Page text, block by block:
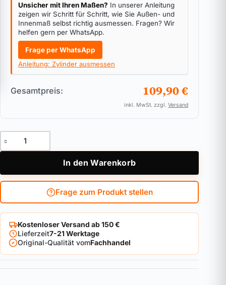
Unsicher mit Ihren Maßen? In unserer Anleitung
zeigen wir Schritt für Schritt, wie Sie Außen- und
Innenmaß selbst richtig ausmessen. Fragen? Wir
helfen gern per WhatsApp.
Frage per WhatsApp
Anleitung: Zylinder ausmessen
Gesamtpreis: 109,90 €
inkl. MwSt. zzgl.Versand
Doppelzylinder ABUS Bravus.4000 Pro Cap Kurzvariante
In den Warenkorb
Frage zum Produkt stellen
Kostenloser Versand ab 150 €
Lieferzeit7-21 Werktage
Original-Qualität vomFachhandel